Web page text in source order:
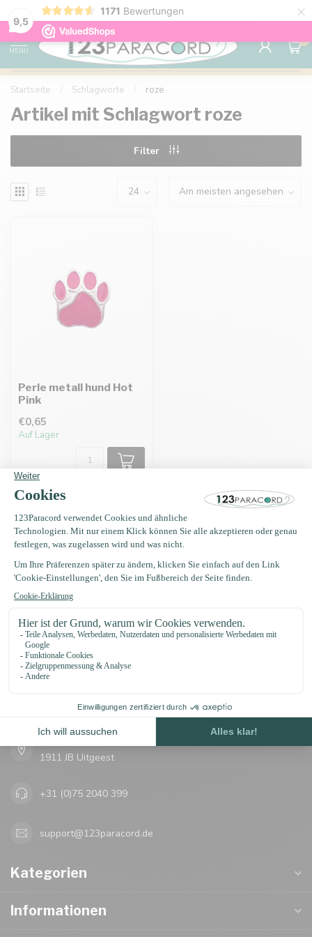
9,5
1171 Bewertungen ×
Kostenlose Lieferung nach Hause ab 150 €
MENU
0
Startseite Schlagworte roze
Artikel mit Schlagwort roze
Filter
Perle metall hund Hot
Pink
€0,65
Auf Lager
Erhalten Sie Nachrichten?
Erhalten Sie sofort 5 % Rabatt!
Oosterwerf 4
1911 JB Uitgeest
+31 (0)75 2040 399
support@123paracord.de
Kategorien
Informationen